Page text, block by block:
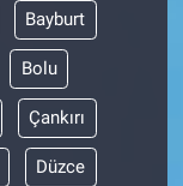
Bayburt
Bolu
Çankırı
Düzce